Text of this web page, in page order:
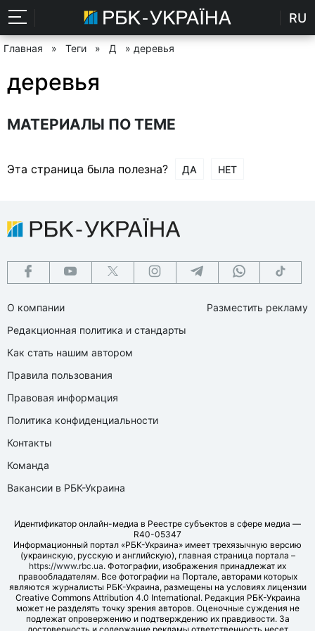
RU
Главная » Теги » Д » деревья
деревья
МАТЕРИАЛЫ ПО ТЕМЕ
Эта страница была полезна? ДА НЕТ
О компании
Редакционная политика и стандарты
Как стать нашим автором
Правила пользования
Правовая информация
Политика конфиденциальности
Контакты
Команда
Вакансии в РБК-Украина
Разместить рекламу
Идентификатор онлайн-медиа в Реестре субъектов в сфере медиа —
R40-05347
Информационный портал «РБК-Украина» имеет трехязычную версию
(украинскую, русскую и английскую), главная страница портала –
https://www.rbc.ua. Фотографии, изображения принадлежат их
правообладателям. Все фотографии на Портале, авторами которых
являются журналисты РБК-Украина, размещены на условиях лицензии
Creative Commons Attribution 4.0 International. Редакция РБК-Украина
может не разделять точку зрения авторов. Оценочные суждения не
подлежат опровержению и подтверждению их правдивости. За